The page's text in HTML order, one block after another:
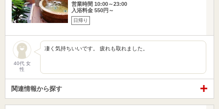
営業時間 10:00～23:00
入浴料金 550円～
日帰り
40代 女
性
凄く気持ちいいです。 疲れも取れました。
関連情報から探す